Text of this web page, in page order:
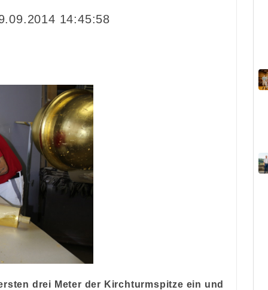
14:45:58
drei Meter der Kirchturmspitze ein und